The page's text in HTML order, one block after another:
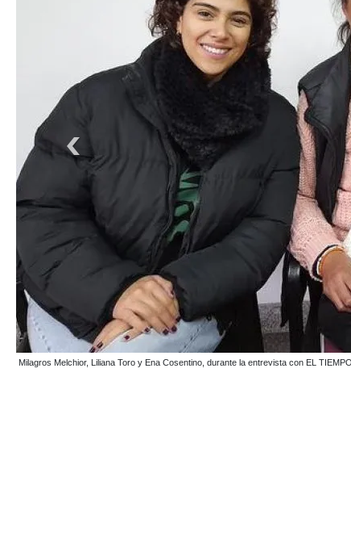
El espacio de “El Ase” involucrado en la campaña solidaria para colocar el piso.